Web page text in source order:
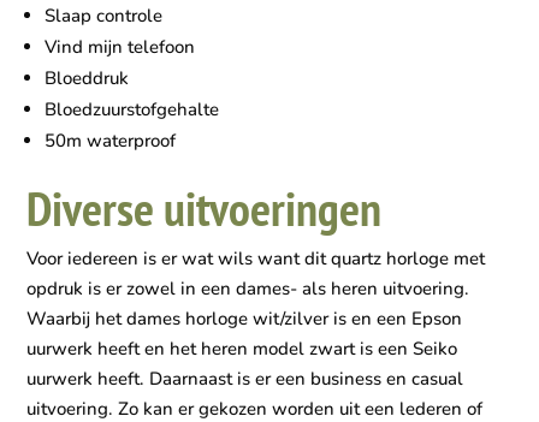
Slaap controle
Vind mijn telefoon
Bloeddruk
Bloedzuurstofgehalte
50m waterproof
Diverse uitvoeringen
Voor iedereen is er wat wils want dit quartz horloge met
opdruk is er zowel in een dames- als heren uitvoering.
Waarbij het dames horloge wit/zilver is en een Epson
uurwerk heeft en het heren model zwart is een Seiko
uurwerk heeft. Daarnaast is er een business en casual
uitvoering. Zo kan er gekozen worden uit een lederen of